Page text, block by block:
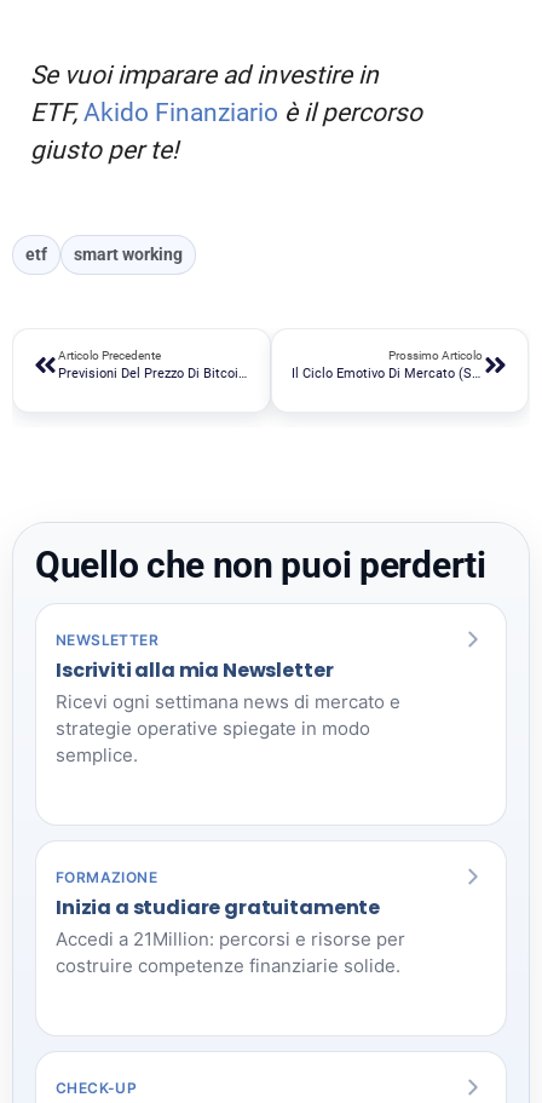
Se vuoi imparare ad investire in
ETF, Akido Finanziario è il percorso
giusto per te!
etf smart working
Articolo Precedente
Previsioni Del Prezzo Di Bitcoin Con L’analisi On-Chain
Prossimo Articolo
Il Ciclo Emotivo Di Mercato (sentiment Dell’investitore)
Quello che non puoi perderti
NEWSLETTER
Iscriviti alla mia Newsletter
Ricevi ogni settimana news di mercato e
strategie operative spiegate in modo
semplice.
FORMAZIONE
Inizia a studiare gratuitamente
Accedi a 21Million: percorsi e risorse per
costruire competenze finanziarie solide.
CHECK-UP